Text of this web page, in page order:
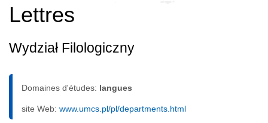
Lettres
Wydział Filologiczny
Domaines d'études: langues
site Web: www.umcs.pl/pl/departments.html